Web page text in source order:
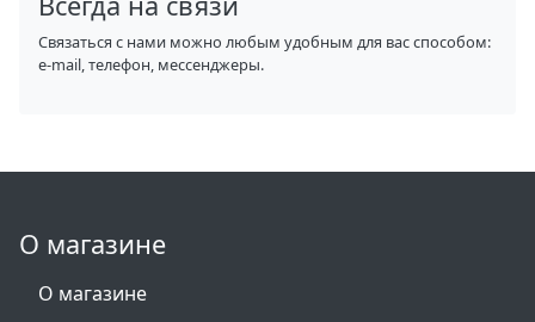
Связаться с нами можно любым удобным для вас способом:
e-mail, телефон, мессенджеры.
О магазине
О магазине